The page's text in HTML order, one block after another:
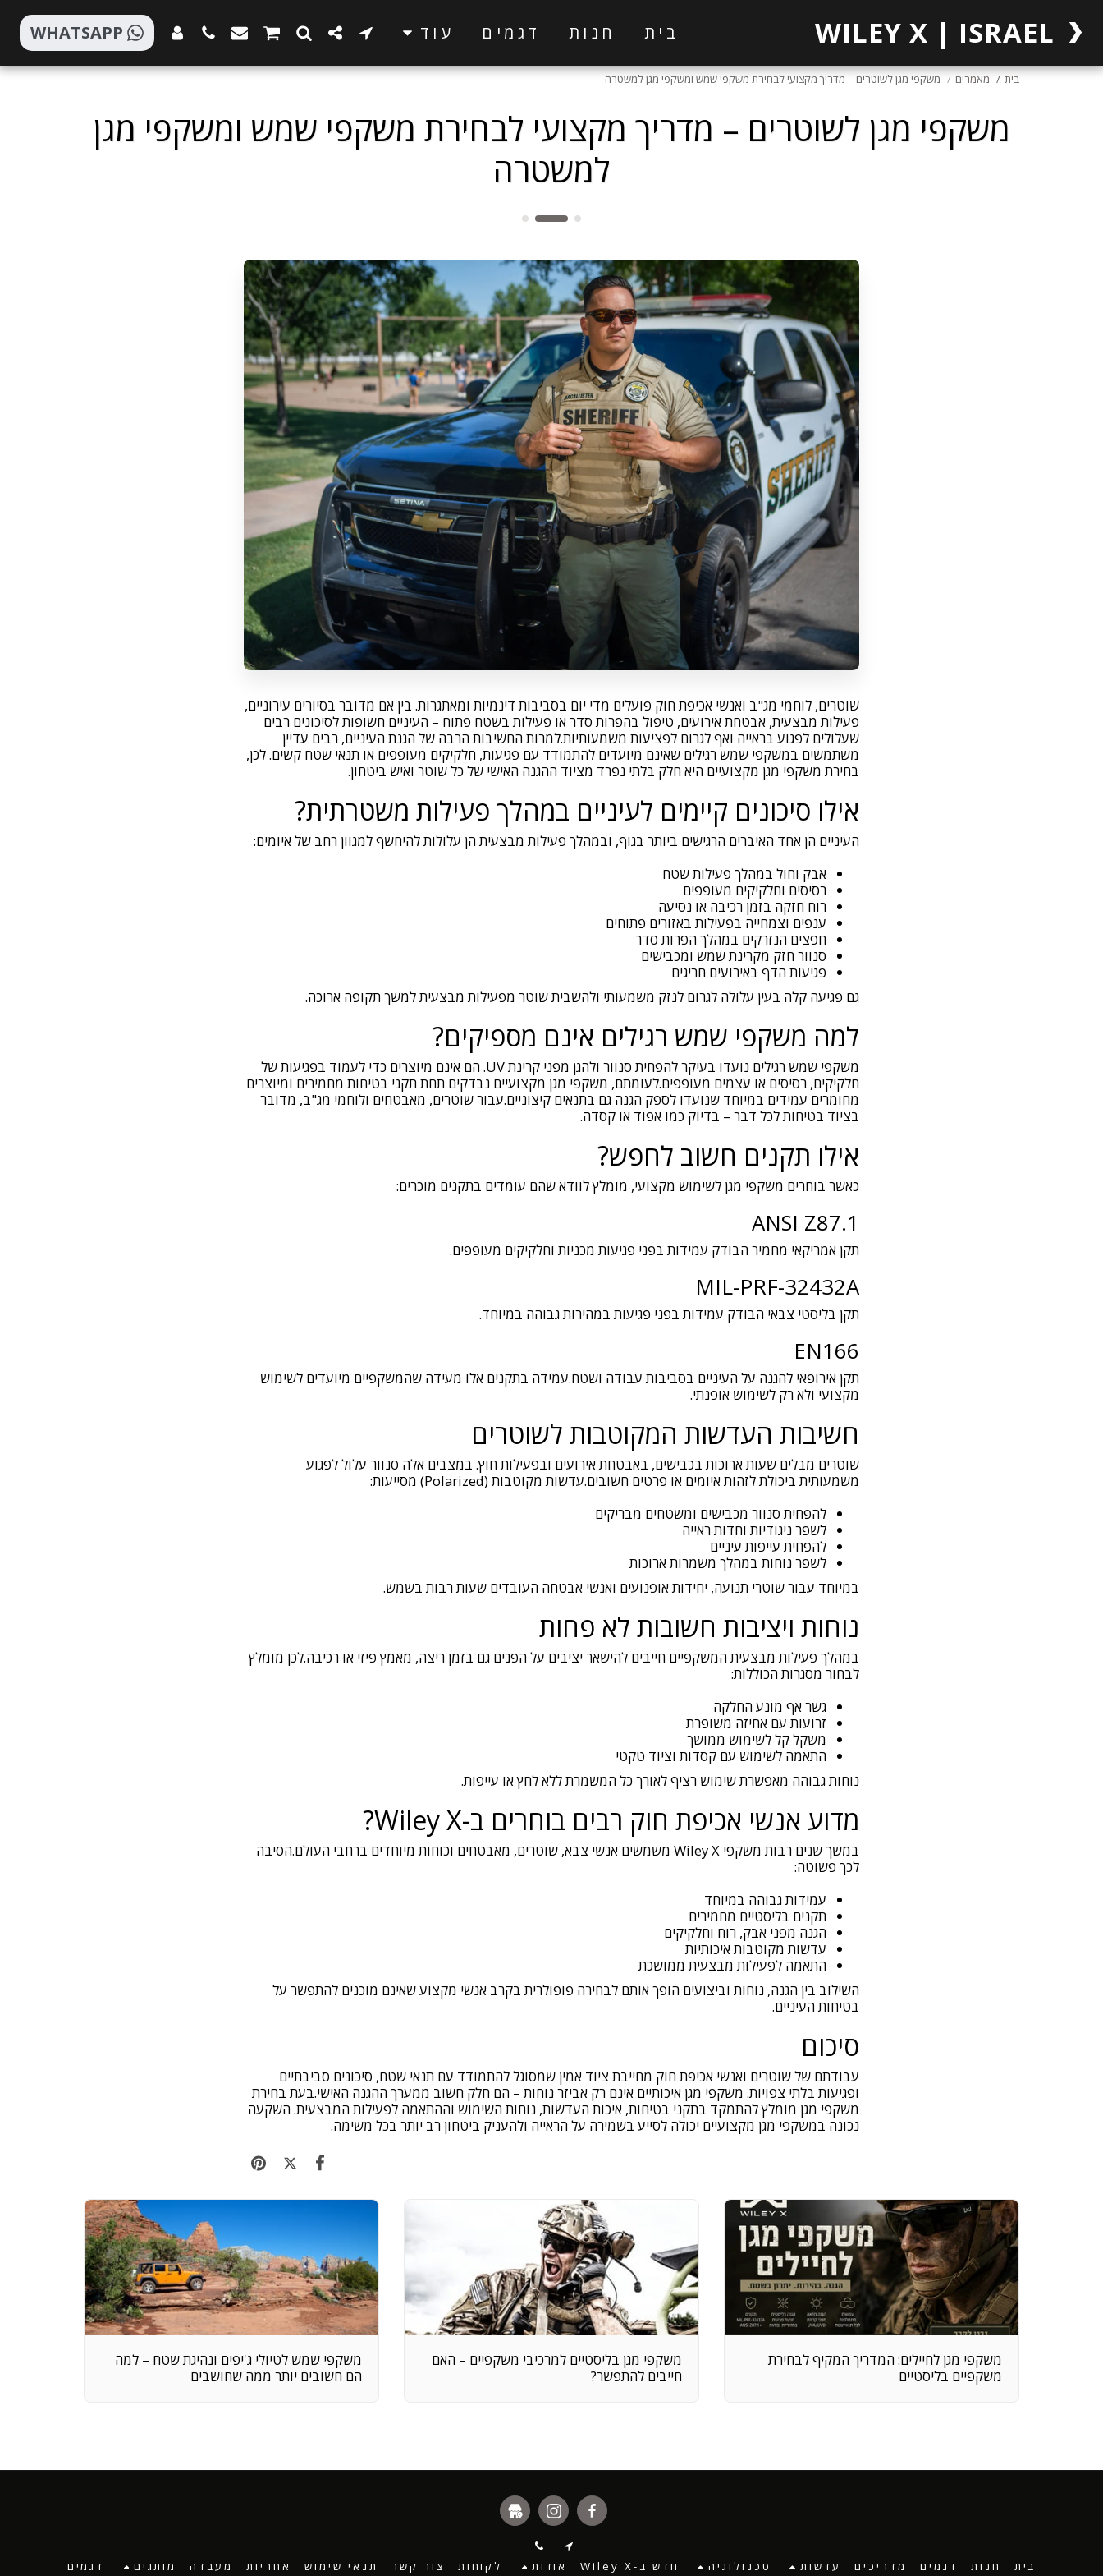
WILEY X | ISRAEL בית חנות דגמים עוד WHATSAPP
בית מאמרים משקפי מגן לשוטרים – מדריך מקצועי לבחירת משקפי שמש ומשקפי מגן למשטרה
משקפי מגן לשוטרים – מדריך מקצועי לבחירת משקפי שמש ומשקפי מגן
למשטרה
שוטרים, לוחמי מג"ב ואנשי אכיפת חוק פועלים מדי יום בסביבות דינמיות ומאתגרות. בין אם מדובר בסיורים עירוניים,
פעילות מבצעית, אבטחת אירועים, טיפול בהפרות סדר או פעילות בשטח פתוח – העיניים חשופות לסיכונים רבים
שעלולים לפגוע בראייה ואף לגרום לפציעות משמעותיות.למרות החשיבות הרבה של הגנת העיניים, רבים עדיין
משתמשים במשקפי שמש רגילים שאינם מיועדים להתמודד עם פגיעות, חלקיקים מעופפים או תנאי שטח קשים. לכן,
בחירת משקפי מגן מקצועיים היא חלק בלתי נפרד מציוד ההגנה האישי של כל שוטר ואיש ביטחון.
אילו סיכונים קיימים לעיניים במהלך פעילות משטרתית?
העיניים הן אחד האיברים הרגישים ביותר בגוף, ובמהלך פעילות מבצעית הן עלולות להיחשף למגוון רחב של איומים:
אבק וחול במהלך פעילות שטח
רסיסים וחלקיקים מעופפים
רוח חזקה בזמן רכיבה או נסיעה
ענפים וצמחייה בפעילות באזורים פתוחים
חפצים הנזרקים במהלך הפרות סדר
סנוור חזק מקרינת שמש ומכבישים
פגיעות הדף באירועים חריגים
גם פגיעה קלה בעין עלולה לגרום לנזק משמעותי ולהשבית שוטר מפעילות מבצעית למשך תקופה ארוכה.
למה משקפי שמש רגילים אינם מספיקים?
משקפי שמש רגילים נועדו בעיקר להפחית סנוור ולהגן מפני קרינת UV. הם אינם מיוצרים כדי לעמוד בפגיעות של
חלקיקים, רסיסים או עצמים מעופפים.לעומתם, משקפי מגן מקצועיים נבדקים תחת תקני בטיחות מחמירים ומיוצרים
מחומרים עמידים במיוחד שנועדו לספק הגנה גם בתנאים קיצוניים.עבור שוטרים, מאבטחים ולוחמי מג"ב, מדובר
בציוד בטיחות לכל דבר – בדיוק כמו אפוד או קסדה.
אילו תקנים חשוב לחפש?
כאשר בוחרים משקפי מגן לשימוש מקצועי, מומלץ לוודא שהם עומדים בתקנים מוכרים:
ANSI Z87.1
תקן אמריקאי מחמיר הבודק עמידות בפני פגיעות מכניות וחלקיקים מעופפים.
MIL-PRF-32432A
תקן בליסטי צבאי הבודק עמידות בפני פגיעות במהירות גבוהה במיוחד.
EN166
תקן אירופאי להגנה על העיניים בסביבות עבודה ושטח.עמידה בתקנים אלו מעידה שהמשקפיים מיועדים לשימוש
מקצועי ולא רק לשימוש אופנתי.
חשיבות העדשות המקוטבות לשוטרים
שוטרים מבלים שעות ארוכות בכבישים, באבטחת אירועים ובפעילות חוץ. במצבים אלה סנוור עלול לפגוע
משמעותית ביכולת לזהות איומים או פרטים חשובים.עדשות מקוטבות (Polarized) מסייעות:
להפחית סנוור מכבישים ומשטחים מבריקים
לשפר ניגודיות וחדות ראייה
להפחית עייפות עיניים
לשפר נוחות במהלך משמרות ארוכות
במיוחד עבור שוטרי תנועה, יחידות אופנועים ואנשי אבטחה העובדים שעות רבות בשמש.
נוחות ויציבות חשובות לא פחות
במהלך פעילות מבצעית המשקפיים חייבים להישאר יציבים על הפנים גם בזמן ריצה, מאמץ פיזי או רכיבה.לכן מומלץ
לבחור מסגרות הכוללות:
גשר אף מונע החלקה
זרועות עם אחיזה משופרת
משקל קל לשימוש ממושך
התאמה לשימוש עם קסדות וציוד טקטי
נוחות גבוהה מאפשרת שימוש רציף לאורך כל המשמרת ללא לחץ או עייפות.
מדוע אנשי אכיפת חוק רבים בוחרים ב-Wiley X?
במשך שנים רבות משקפי Wiley X משמשים אנשי צבא, שוטרים, מאבטחים וכוחות מיוחדים ברחבי העולם.הסיבה
לכך פשוטה:
עמידות גבוהה במיוחד
תקנים בליסטיים מחמירים
הגנה מפני אבק, רוח וחלקיקים
עדשות מקוטבות איכותיות
התאמה לפעילות מבצעית ממושכת
השילוב בין הגנה, נוחות וביצועים הופך אותם לבחירה פופולרית בקרב אנשי מקצוע שאינם מוכנים להתפשר על
בטיחות העיניים.
סיכום
עבודתם של שוטרים ואנשי אכיפת חוק מחייבת ציוד אמין שמסוגל להתמודד עם תנאי שטח, סיכונים סביבתיים
ופגיעות בלתי צפויות. משקפי מגן איכותיים אינם רק אביזר נוחות – הם חלק חשוב ממערך ההגנה האישי.בעת בחירת
משקפי מגן מומלץ להתמקד בתקני בטיחות, איכות העדשות, נוחות השימוש וההתאמה לפעילות המבצעית. השקעה
נכונה במשקפי מגן מקצועיים יכולה לסייע בשמירה על הראייה ולהעניק ביטחון רב יותר בכל משימה.
משקפי מגן לחיילים: המדריך המקיף לבחירת
משקפיים בליסטיים
משקפי מגן בליסטיים למרכיבי משקפיים – האם
חייבים להתפשר?
משקפי שמש לטיולי ג'יפים ונהיגת שטח – למה
הם חשובים יותר ממה שחושבים
בית חנות דגמים מדריכים עדשות טכנולוגיה חדש ב-Wiley X אודות לקוחות צור קשר תנאי שימוש אחריות מעבדה מותגים דגמים